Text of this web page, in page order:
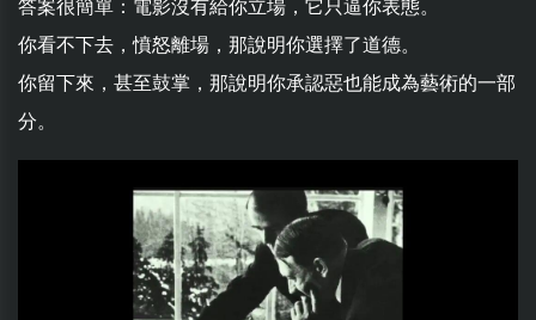
答案很簡單：電影沒有給你立場，它只逼你表態。
你看不下去，憤怒離場，那說明你選擇了道德。
你留下來，甚至鼓掌，那說明你承認惡也能成為藝術的一部
分。